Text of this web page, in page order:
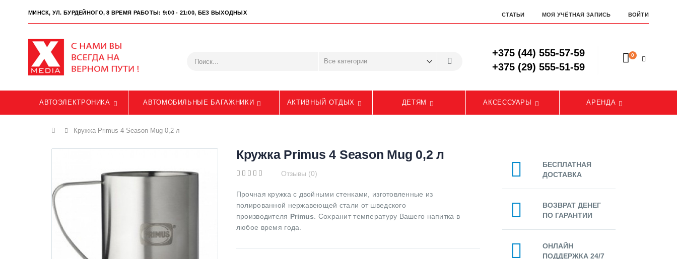
МИНСК, УЛ. БУРДЕЙНОГО, 8 ВРЕМЯ РАБОТЫ: 9:00 - 21:00, БЕЗ ВЫХОДНЫХ СТАТЬИ МОЯ УЧЁТНАЯ ЗАПИСЬ ВОЙТИ
+375 (44) 555-57-59
+375 (29) 555-51-59
0
АВТОЭЛЕКТРОНИКА АВТОМОБИЛЬНЫЕ БАГАЖНИКИ АКТИВНЫЙ ОТДЫХ ДЕТЯМ АКСЕССУАРЫ АРЕНДА
Главная
Кружка Primus 4 Season Mug 0,2 л
Кружка Primus 4 Season Mug 0,2 л
Отзывы (0)
Прочная кружка с двойными стенками, изготовленные из
полированной нержавеющей стали от шведского
производителя Primus . Сохранит температуру Вашего напитка в
любое время года.
БЕСПЛАТНАЯ
ДОСТАВКА
ВОЗВРАТ ДЕНЕГ
ПО ГАРАНТИИ
ОНЛАЙН
ПОДДЕРЖКА 24/7